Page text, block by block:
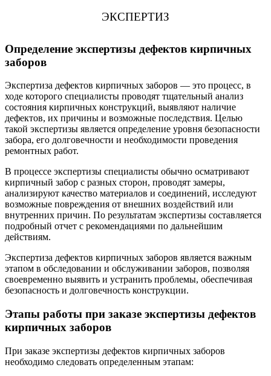
ЭКСПЕРТИЗ
Определение экспертизы дефектов кирпичных
заборов
Экспертиза дефектов кирпичных заборов — это процесс, в
ходе которого специалисты проводят тщательный анализ
состояния кирпичных конструкций, выявляют наличие
дефектов, их причины и возможные последствия. Целью
такой экспертизы является определение уровня безопасности
забора, его долговечности и необходимости проведения
ремонтных работ.
В процессе экспертизы специалисты обычно осматривают
кирпичный забор с разных сторон, проводят замеры,
анализируют качество материалов и соединений, исследуют
возможные повреждения от внешних воздействий или
внутренних причин. По результатам экспертизы составляется
подробный отчет с рекомендациями по дальнейшим
действиям.
Экспертиза дефектов кирпичных заборов является важным
этапом в обследовании и обслуживании заборов, позволяя
своевременно выявить и устранить проблемы, обеспечивая
безопасность и долговечность конструкции.
Этапы работы при заказе экспертизы дефектов
кирпичных заборов
При заказе экспертизы дефектов кирпичных заборов
необходимо следовать определенным этапам: